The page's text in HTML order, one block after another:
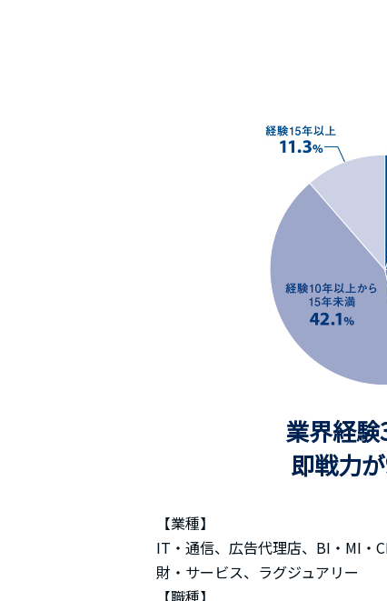
業界経
即戦力
【業種】
IT・通信、広告代理店、BI・MI・
財・サービス、ラグジュアリー
【職種】